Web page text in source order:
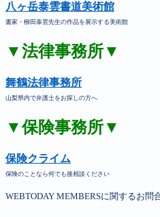
八ヶ岳泰雲書道美術館
書家・柳田泰雲先生の作品を展示する美術館
▼法律事務所▼
舞鶴法律事務所
山梨県内で弁護士をお探しの方へ
▼保険事務所▼
保険クライム
保険のことなら何でも後相談ください
WEBTODAY MEMBERSに関するお問